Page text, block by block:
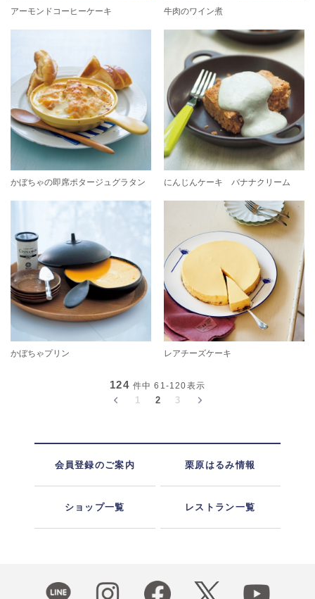
アーモンドコーヒーケーキ 牛肉のワイン煮
かぼちゃの即席ポタージュグラタン にんじんケーキ バナナクリーム
かぼちゃプリン レアチーズケーキ
124 件中 61-120表示
1 2 3
会員登録のご案内 栗原はるみ情報
ショップ一覧 レストラン一覧